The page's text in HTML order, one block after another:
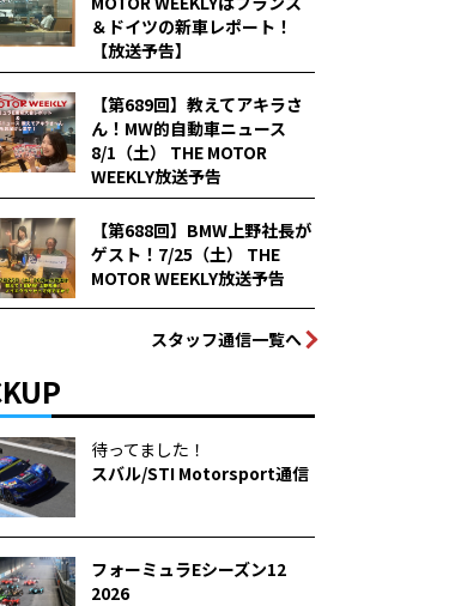
＆ドイツの新車レポート！
【放送予告】
【第689回】教えてアキラさ
ん！MW的自動車ニュース
8/1（土） THE MOTOR
WEEKLY放送予告
【第688回】BMW上野社長が
ゲスト！7/25（土） THE
MOTOR WEEKLY放送予告
スタッフ通信一覧へ
待ってました！
スバル/STI Motorsport通信
フォーミュラEシーズン12
2026